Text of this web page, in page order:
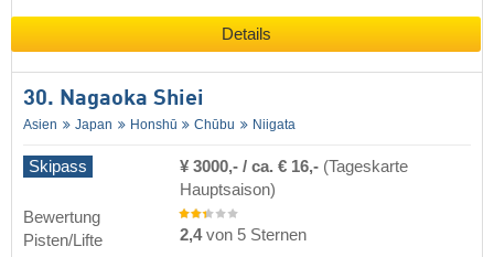
Details
30. Nagaoka Shiei
Asien Japan Honshū Chūbu Niigata
Skipass ¥ 3000,- / ca. € 16,- (Tageskarte
Hauptsaison)
Bewertung
Pisten/Lifte
2,4von 5 Sternen